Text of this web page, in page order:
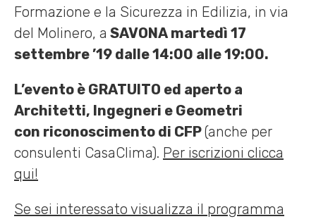
Formazione e la Sicurezza in Edilizia, in via
del Molinero, a SAVONA martedì 17
settembre ’19 dalle 14:00 alle 19:00.
L’evento è GRATUITO ed aperto a
Architetti, Ingegneri e Geometri
con riconoscimento di CFP(anche per
consulenti CasaClima). Per iscrizioni clicca
qui!
Se sei interessato visualizza il programma